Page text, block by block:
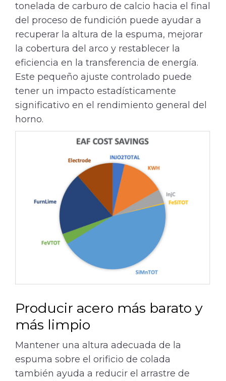
tonelada de carburo de calcio hacia el final
del proceso de fundición puede ayudar a
recuperar la altura de la espuma, mejorar
la cobertura del arco y restablecer la
eficiencia en la transferencia de energía.
Este pequeño ajuste controlado puede
tener un impacto estadísticamente
significativo en el rendimiento general del
horno.
Producir acero más barato y
más limpio
Mantener una altura adecuada de la
espuma sobre el orificio de colada
también ayuda a reducir el arrastre de